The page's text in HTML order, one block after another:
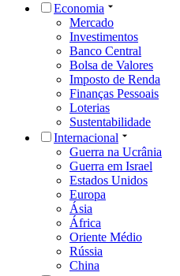
Economia
Mercado
Investimentos
Banco Central
Bolsa de Valores
Imposto de Renda
Finanças Pessoais
Loterias
Sustentabilidade
Internacional
Guerra na Ucrânia
Guerra em Israel
Estados Unidos
Europa
Ásia
África
Oriente Médio
Rússia
China